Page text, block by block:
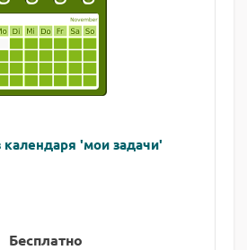
календаря 'мои задачи'
Бесплатно